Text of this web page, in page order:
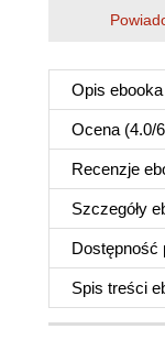
Opis ebooka
Ocena (4.0/6
Recenzje
Szczegóły
Dostępność
Spis treści